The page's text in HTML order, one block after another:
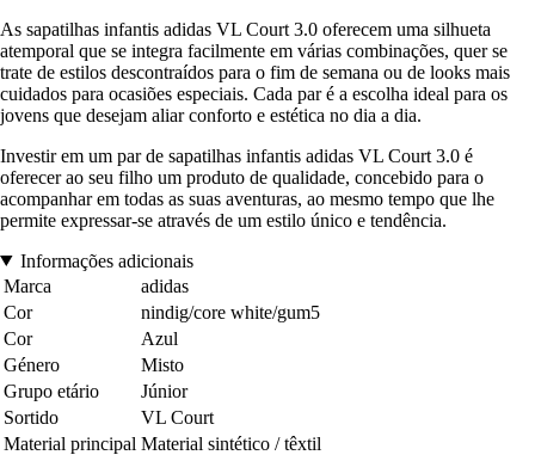
As sapatilhas infantis adidas VL Court 3.0 oferecem uma silhueta
atemporal que se integra facilmente em várias combinações, quer se
trate de estilos descontraídos para o fim de semana ou de looks mais
cuidados para ocasiões especiais. Cada par é a escolha ideal para os
jovens que desejam aliar conforto e estética no dia a dia.
Investir em um par de sapatilhas infantis adidas VL Court 3.0 é
oferecer ao seu filho um produto de qualidade, concebido para o
acompanhar em todas as suas aventuras, ao mesmo tempo que lhe
permite expressar-se através de um estilo único e tendência.
Informações adicionais
Marca
adidas
Cor
nindig/core white/gum5
Cor
Azul
Género
Misto
Grupo etário
Júnior
Sortido
VL Court
Material principal Material sintético / têxtil